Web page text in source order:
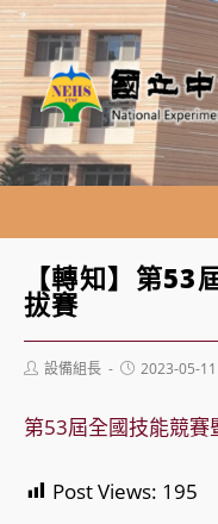
跳
轉
至
主
要
內
【轉知】第53
拔賽
Post設備組長
Post2023-05-11
第53屆全國技能競賽
Post Views: 195